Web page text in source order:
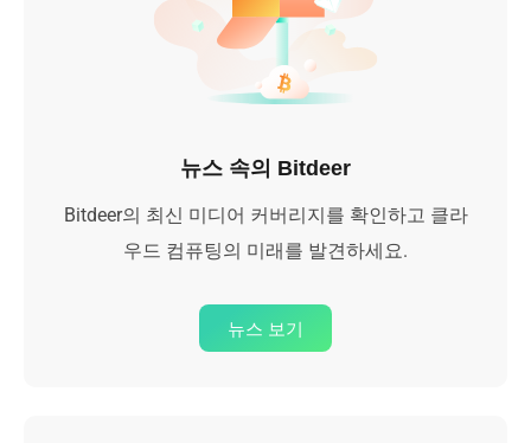
뉴스 속의 Bitdeer
Bitdeer의 최신 미디어 커버리지를 확인하고 클라
우드 컴퓨팅의 미래를 발견하세요.
뉴스 보기